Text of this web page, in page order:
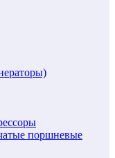
поршневые